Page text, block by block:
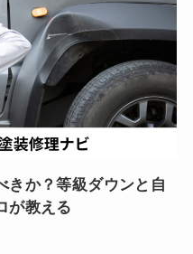
きか？等級ダウンと自
が教える